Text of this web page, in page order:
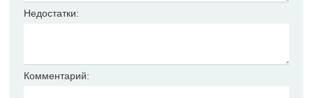
Недостатки:
Комментарий: